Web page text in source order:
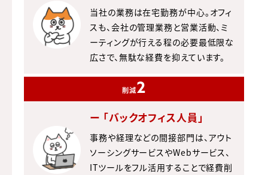
当社の業務は在宅勤務が中心。オフィ
スも、会社の管理業務と営業活動、ミ
ーティングが行える程の必要最低限な
広さで、無駄な経費を抑えています。
削減2
ー 「バックオフィス人員」
事務や経理などの間接部門は、アウト
ソーシングサービスやWebサービス、
ITツールをフル活用することで経費削